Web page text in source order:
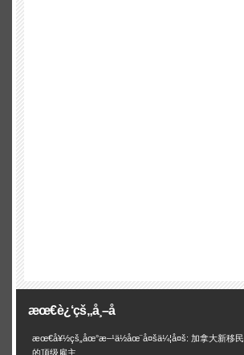
æœ€è¿‘çš„å¸–å­
æœ€å¥½çš„åœ°æ–¹ä½åœ¨å¤šä¼¦å¤š: 加拿大新移民
的顶级雇主